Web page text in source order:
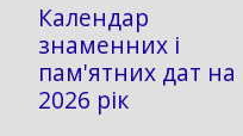
Календар
знаменних і
пам'ятних дат на
2026 рік